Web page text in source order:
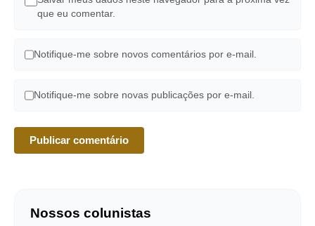
que eu comentar.
Notifique-me sobre novos comentários por e-mail.
Notifique-me sobre novas publicações por e-mail.
Nossos colunistas